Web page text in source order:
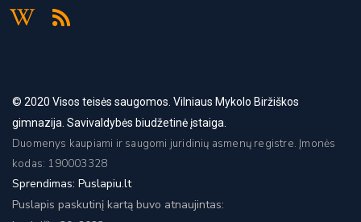
© 2020 Visos teisės saugomos. Vilniaus Mykolo Biržiškos
gimnazija. Savivaldybės biudžetinė įstaiga.
Duomenys kaupiami ir saugomi juridinių asmenų registre. Įmonės
kodas: 190003328
Sprendimas: Puslapiu.lt
Puslapis paskutinį kartą buvo atnaujintas: